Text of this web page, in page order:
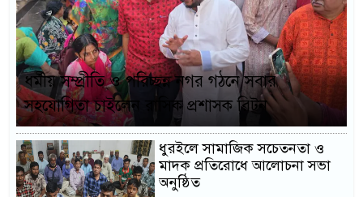
ধর্মীয় সম্প্রীতি ও পরিচ্ছন্ন নগর গঠনে সবার
সহযোগিতা চাইলেন রাসিক প্রশাসক রিটন
ধুরইলে সামাজিক সচেতনতা ও
মাদক প্রতিরোধে আলোচনা সভা
অনুষ্ঠিত